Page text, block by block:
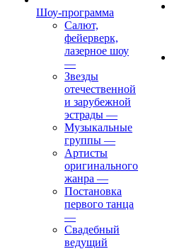
Шоу-программа
Салют,
фейерверк,
лазерное шоу
—
Звезды
отечественной
и зарубежной
эстрады —
Музыкальные
группы —
Артисты
оригинального
жанра —
Постановка
первого танца
—
Свадебный
ведущий